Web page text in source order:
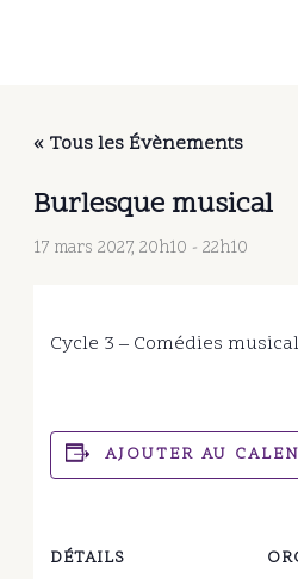
« Tous les Évènements
Burlesque musical
17 mars 2027, 20h10 - 22h10
Cycle 3 – Comédies
AJOUTER AU
DÉTAILS